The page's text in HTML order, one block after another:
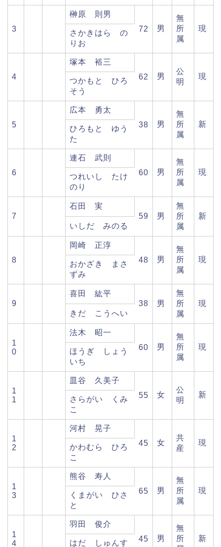
3
榊原 則男
72
男
無
所
属
現
さかきはら の
りお
4
塚本 裕三
62
男
公
明
現
つかもと ひろ
そう
5
広本 勇太
38
男
無
所
属
新
ひろもと ゆう
た
6
連石 武則
60
男
無
所
属
現
つれいし たけ
のり
7
石田 実
59
男
無
所
属
新
いしだ みのる
8
岡崎 正淳
48
男
無
所
属
現
おかざき まさ
ずみ
9
喜田 紘平
38
男
無
所
属
現
きだ こうへい
1
0
法木 昭一
60
男
無
所
属
現
ほうぎ しょう
いち
1
1
皿谷 久美子
55
女
公
明
新
さらがい くみ
こ
1
2
河村 晃子
45
女
共
産
現
かわむら ひろ
こ
1
3
熊谷 寿人
65
男
無
所
属
現
くまがい ひさ
と
1
4
羽田 俊介
45
男
無
所
新
はだ しゅんす